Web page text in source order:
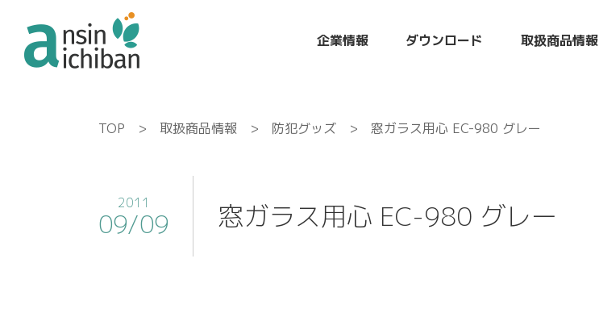
企業情報 ダウンロード 取扱商品情報
TOP > 取扱商品情報 > 防犯グッズ > 窓ガラス用心 EC-980 グレー
2011
09/09 窓ガラス用心 EC-980 グレー